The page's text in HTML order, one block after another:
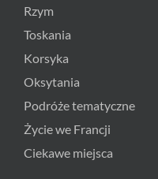
Rzym
Toskania
Korsyka
Oksytania
Podróże tematyczne
Życie we Francji
Ciekawe miejsca